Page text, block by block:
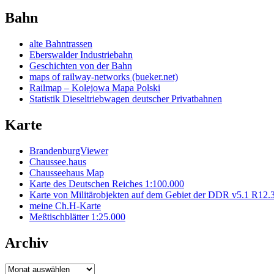
Bahn
alte Bahntrassen
Eberswalder Industriebahn
Geschichten von der Bahn
maps of railway-networks (bueker.net)
Railmap – Kolejowa Mapa Polski
Statistik Dieseltriebwagen deutscher Privatbahnen
Karte
BrandenburgViewer
Chaussee.haus
Chausseehaus Map
Karte des Deutschen Reiches 1:100.000
Karte von Militärobjekten auf dem Gebiet der DDR v5.1
meine Ch.H-Karte
Meßtischblätter 1:25.000
Archiv
Archiv